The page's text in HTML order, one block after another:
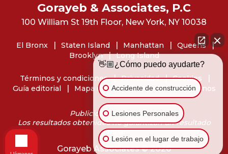
Gorayeb & Associates, P.C
100 William St 19th Floor, New York, NY 10038
Publicidad de abogados
Los resultados obtenidos no garantizan un resultado
similar.
Gorayeb Associates © 2026
El Bronx Staten Island Manhattan
Queens
Brooklyn
Long Island
Términos y condiciones Privacidad
Cookies
Guía editorial
Mapa del sitio Dónde encontrarnos
👋🏼¿Cómo puedo ayudarte?
Accidente de construcción
Lesiones Personales
Lesión en el lugar de trabajo